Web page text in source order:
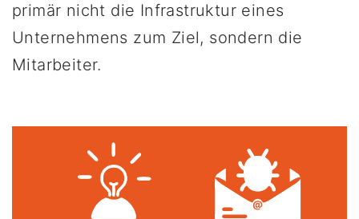
primär nicht die Infrastruktur eines
Unternehmens zum Ziel, sondern die
Mitarbeiter.